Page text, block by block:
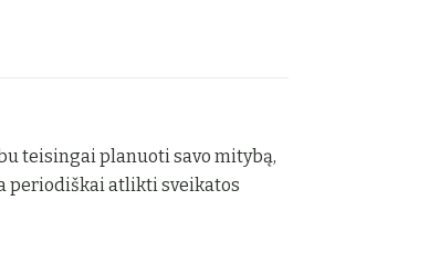
teisingai planuoti savo mitybą,
periodiškai atlikti sveikatos